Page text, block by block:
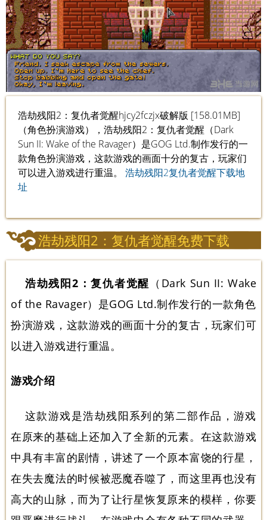
浩劫残阳2：复仇者觉醒hjcy2fczjx破解版 [158.01MB]
（角色扮演游戏），浩劫残阳2：复仇者觉醒（Dark
Sun II: Wake of the Ravager）是GOG Ltd.制作发行的一
款角色扮演游戏，这款游戏的画面十分的复古，玩家们
可以进入游戏进行重温。 浩劫残阳2复仇者觉醒下载地
址
浩劫残阳2：复仇者觉醒免费下载
浩劫残阳2：复仇者觉醒 （Dark Sun II: Wake
of the Ravager）是GOG Ltd.制作发行的一款角色
扮演游戏，这款游戏的画面十分的复古，玩家们可
以进入游戏进行重温。
游戏介绍
这款游戏是浩劫残阳系列的第二部作品，游戏
在原来的基础上还加入了全新的元素。在这款游戏
中具有丰富的剧情，讲述了一个原本富饶的行星，
在失去魔法的时候被恶魔吞噬了，而这里再也没有
高大的山脉，而为了让行星恢复原来的模样，你要